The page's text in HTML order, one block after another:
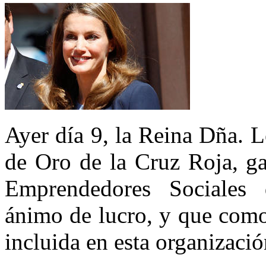
Ayer día 9, la Reina Dña.
de Oro de la Cruz Roja,
Emprendedores
ánimo de lucro, y que
incluida en esta